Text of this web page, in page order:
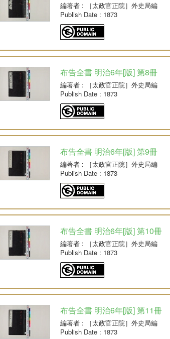
編著者: ［太政官正院］外史局編
Publish Date: 1873
布告全書 明治6年[版] 第8冊
編著者: ［太政官正院］外史局編
Publish Date: 1873
布告全書 明治6年[版] 第9冊
編著者: ［太政官正院］外史局編
Publish Date: 1873
布告全書 明治6年[版] 第10冊
編著者: ［太政官正院］外史局編
Publish Date: 1873
布告全書 明治6年[版] 第11冊
編著者: ［太政官正院］外史局編
Publish Date: 1873